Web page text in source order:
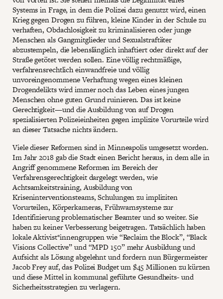
Systems in Frage, in dem die Polizei dazu genutzt wird, einen
Krieg gegen Drogen zu führen, kleine Kinder in der Schule zu
verhaften, Obdachlosigkeit zu kriminalisieren oder junge
Menschen als Gangmitglieder und Sexualstraftäter
abzustempeln, die lebenslänglich inhaftiert oder direkt auf der
Straße getötet werden sollen. Eine völlig rechtmäßige,
verfahrensrechtlich einwandfreie und völlig
unvoreingenommene Verhaftung wegen eines kleinen
Drogendelikts wird immer noch das Leben eines jungen
Menschen ohne guten Grund ruinieren. Das ist keine
Gerechtigkeit—und die Ausbildung von auf Drogen
spezialisierten Polizeieinheiten gegen implizite Vorurteile wird
an dieser Tatsache nichts ändern.
Viele dieser Reformen sind in Minneapolis umgesetzt worden.
Im Jahr 2018 gab die Stadt einen Bericht heraus, in dem alle in
Angriff genommene Reformen im Bereich der
Verfahrensgerechtigkeit dargelegt werden, wie
Achtsamkeitstraining, Ausbildung von
Kriseninterventionsteams, Schulungen zu impliziten
Vorurteilen, Körperkameras, Frühwarnsysteme zur
Identifizierung problematischer Beamter und so weiter. Sie
haben zu keiner Verbesserung beigetragen. Tatsächlich haben
lokale Aktivist*innengruppen wie “Reclaim the Block”, “Black
Visions Collective” und “MPD 150” mehr Ausbildung und
Aufsicht als Lösung abgelehnt und fordern nun Bürgermeister
Jacob Frey auf, das Polizei Budget um $45 Millionen zu kürzen
und diese Mittel in kommunal geführte Gesundheits- und
Sicherheitsstrategien zu verlagern.